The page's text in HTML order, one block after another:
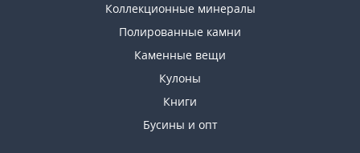
Коллекционные минералы
Полированные камни
Каменные вещи
Кулоны
Книги
Бусины и опт